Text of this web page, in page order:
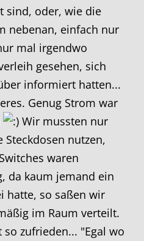
sind, oder, wie die
nebenan, einfach nur
mal irgendwo
gesehen, sich
informiert hatten...
Genug Strom war
Wir mussten nur
Steckdosen nutzen,
waren
da kaum jemand ein
hatte, so saßen wir
im Raum verteilt.
zufrieden... "Egal wo